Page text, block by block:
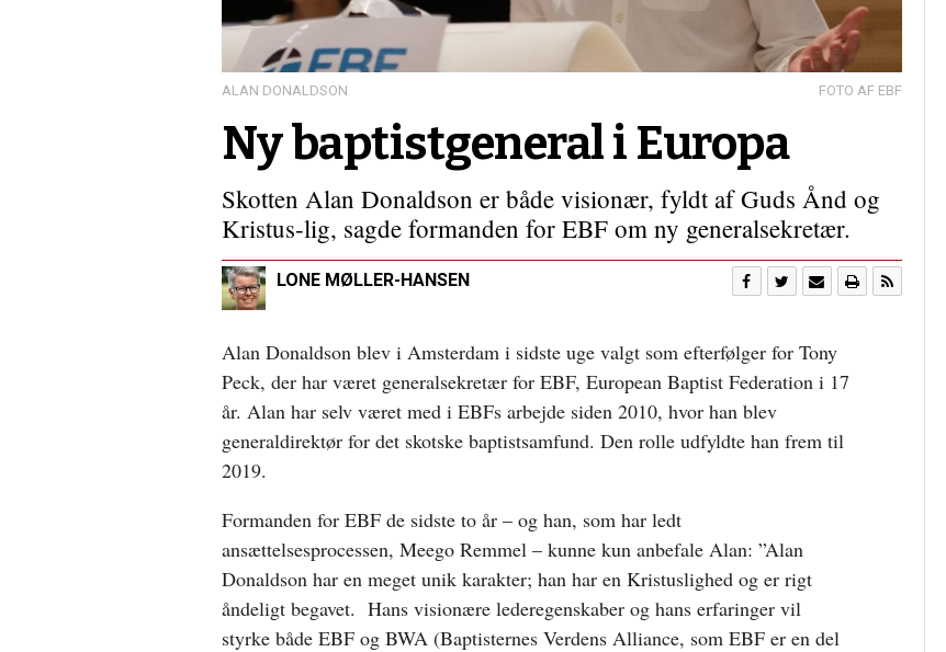
ALAN DONALDSON EBF
Ny baptistgeneral i Europa
Skotten Alan Donaldson er både visionær, fyldt af Guds Ånd og
Kristus-lig, sagde formanden for EBF om ny generalsekretær.
LONE MØLLER-HANSEN
Alan Donaldson blev i Amsterdam i sidste uge valgt som efterfølger for Tony
Peck, der har været generalsekretær for EBF, European Baptist Federation i 17
år. Alan har selv været med i EBFs arbejde siden 2010, hvor han blev
generaldirektør for det skotske baptistsamfund. Den rolle udfyldte han frem til
2019.
Formanden for EBF de sidste to år – og han, som har ledt
ansættelsesprocessen, Meego Remmel – kunne kun anbefale Alan: ”Alan
Donaldson har en meget unik karakter; han har en Kristuslighed og er rigt
åndeligt begavet. Hans visionære lederegenskaber og hans erfaringer vil
styrke både EBF og BWA (Baptisternes Verdens Alliance, som EBF er en del